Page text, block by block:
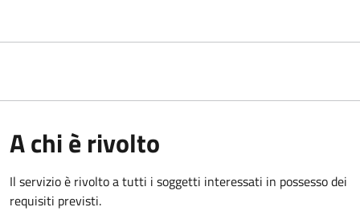
A chi è rivolto
Il servizio è rivolto a tutti i soggetti interessati in possesso dei
requisiti previsti.